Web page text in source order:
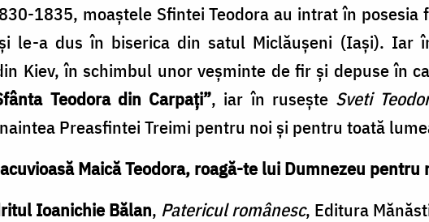
1835, moaştele Sfintei Teodora au intrat în
le-a dus în biserica din satul Miclăuşeni (Iaşi). Iar
Kiev, în schimbul unor veşminte de fir şi depuse în
Teodora din Carpaţi”, iar în ruseşte Sveti
Preasfintei Treimi pentru noi şi pentru toată
Maică Teodora, roagă-te lui Dumnezeu pentru
Ioanichie Bălan, Patericul românesc, Editura